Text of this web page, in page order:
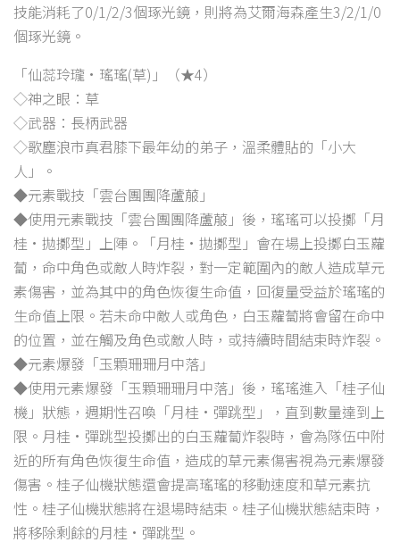
技能消耗了0/1/2/3個琢光鏡，則將為艾爾海森產生3/2/1/0
個琢光鏡。
「仙蕊玲瓏·瑤瑤(草)」（★4）
◇神之眼：草
◇武器：長柄武器
◇歌塵浪市真君膝下最年幼的弟子，溫柔體貼的「小大
人」。
◆元素戰技「雲台團團降蘆菔」
◆使用元素戰技「雲台團團降蘆菔」後，瑤瑤可以投擲「月
桂·拋擲型」上陣。「月桂·拋擲型」會在場上投擲白玉蘿
蔔，命中角色或敵人時炸裂，對一定範圍內的敵人造成草元
素傷害，並為其中的角色恢復生命值，回復量受益於瑤瑤的
生命值上限。若未命中敵人或角色，白玉蘿蔔將會留在命中
的位置，並在觸及角色或敵人時，或持續時間結束時炸裂。
◆元素爆發「玉顆珊珊月中落」
◆使用元素爆發「玉顆珊珊月中落」後，瑤瑤進入「桂子仙
機」狀態，週期性召喚「月桂·彈跳型」，直到數量達到上
限。月桂·彈跳型投擲出的白玉蘿蔔炸裂時，會為隊伍中附
近的所有角色恢復生命值，造成的草元素傷害視為元素爆發
傷害。桂子仙機狀態還會提高瑤瑤的移動速度和草元素抗
性。桂子仙機狀態將在退場時結束。桂子仙機狀態結束時，
將移除剩餘的月桂·彈跳型。